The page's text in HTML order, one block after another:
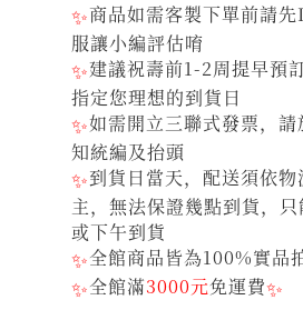
✨商品如需客製下單前請
服讓小編評估唷
✨建議祝壽前1-2周提早預
指定您理想的到貨日
✨如需開立三聯式發票，請
知統編及抬頭
✨到貨日當天，配送須依物
主，無法保證幾點到貨，
或下午到貨
✨全館商品皆為100%實品
✨全館滿3000元免運費✨